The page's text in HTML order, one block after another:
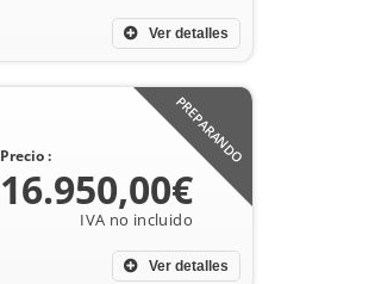
Ver detalles
PREPARANDO
Ver detalles
Precio :
16.950,00€